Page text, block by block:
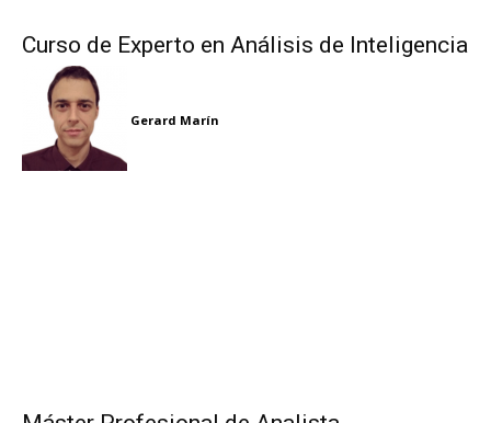
Curso de Experto en Análisis de Inteligencia
Gerard Marín